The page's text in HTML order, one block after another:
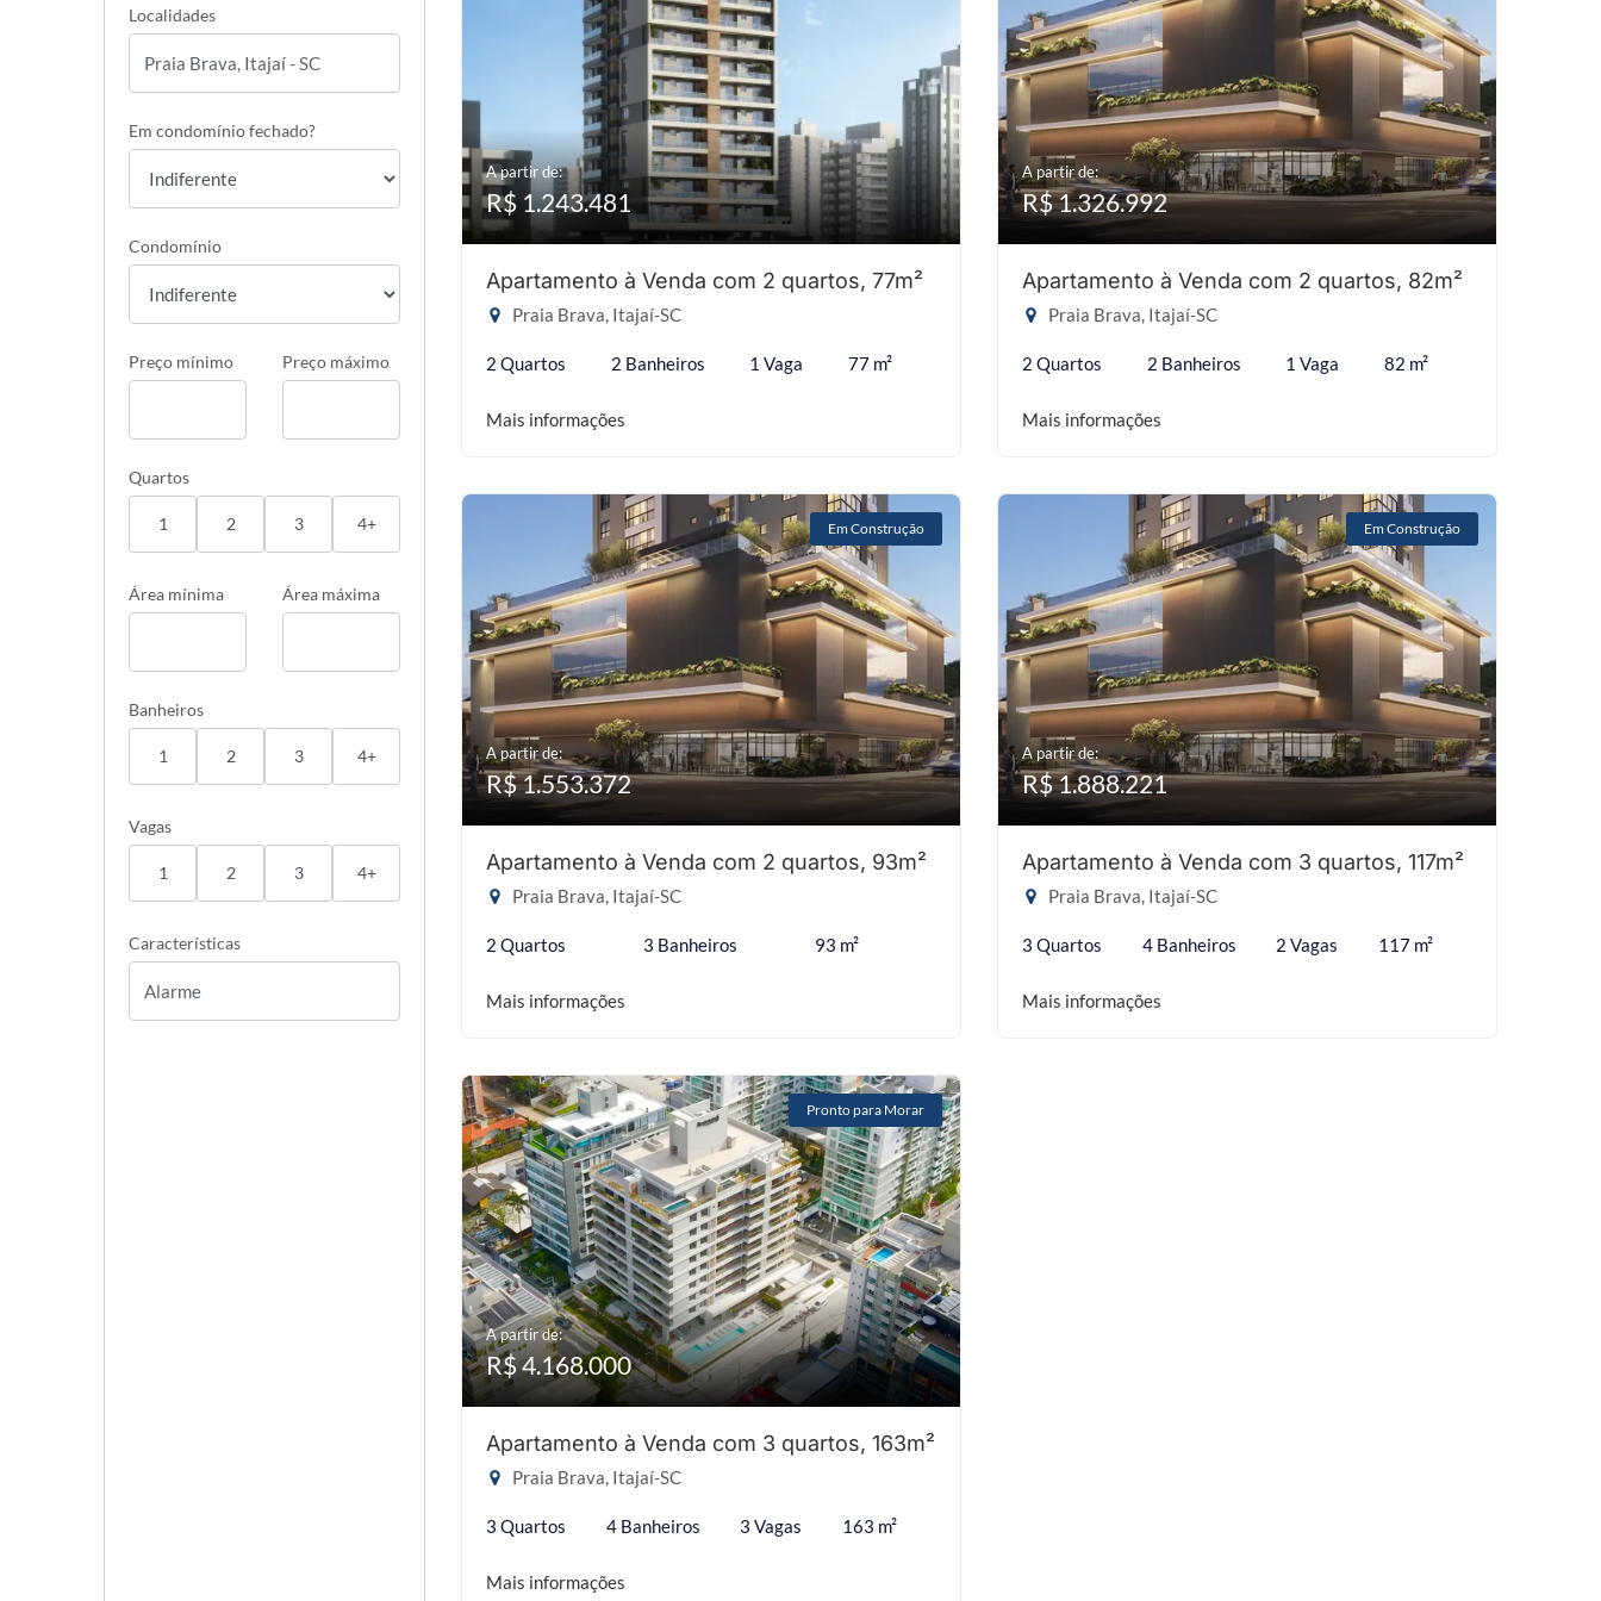
Localidades
Em condomínio fechado?
Condomínio
Preço mínimo Preço máximo
Quartos
1 2 3 4+
Área mínima Área máxima
Banheiros
1 2 3 4+
Vagas
1 2 3 4+
Características
A partir de:
R$ 1.243.481
Apartamento à Venda com 2 quartos, 77m²
Praia Brava, Itajaí-SC
2 Quartos 2 Banheiros 1 Vaga 77 m²
Mais informações
A partir de:
R$ 1.326.992
Apartamento à Venda com 2 quartos, 82m²
Praia Brava, Itajaí-SC
2 Quartos 2 Banheiros 1 Vaga 82 m²
Mais informações
Em Construção
A partir de:
R$ 1.553.372
Apartamento à Venda com 2 quartos, 93m²
Praia Brava, Itajaí-SC
2 Quartos 3 Banheiros 93 m²
Mais informações
Em Construção
A partir de:
R$ 1.888.221
Apartamento à Venda com 3 quartos, 117m²
Praia Brava, Itajaí-SC
3 Quartos 4 Banheiros 2 Vagas 117 m²
Mais informações
Pronto para Morar
A partir de:
R$ 4.168.000
Apartamento à Venda com 3 quartos, 163m²
Praia Brava, Itajaí-SC
3 Quartos 4 Banheiros 3 Vagas 163 m²
Mais informações